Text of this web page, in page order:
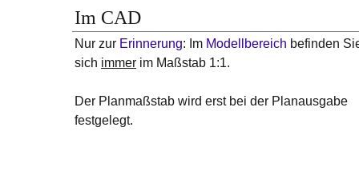
Im CAD
Nur zur Erinnerung: Im Modellbereich befinden
sich immer im Maßstab 1:1.
Der Planmaßstab wird erst bei der Planausgabe
festgelegt.